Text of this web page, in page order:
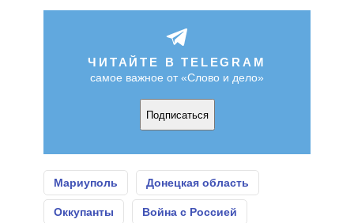
ЧИТАЙТЕ В TELEGRAM
самое важное от «Слово и дело»
Подписаться
Мариуполь Донецкая область
Оккупанты Война с Россией